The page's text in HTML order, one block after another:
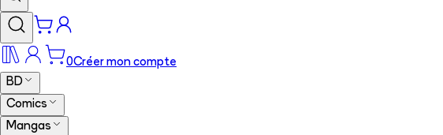
0Créer mon compte
BD
Comics
Mangas